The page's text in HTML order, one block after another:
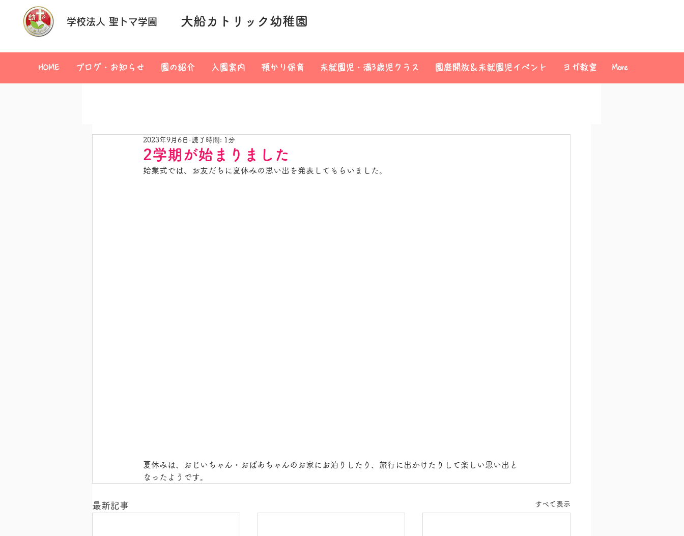
学校法人 聖トマ学園 大船カトリック幼稚園
HOME ブログ・お知らせ 園の紹介 入園案内 預かり保育 未就園児・満3歳児クラス 園庭開放＆未就園児イベント ヨガ教室 More
2学期が始まりました
2023年9月6日 読了時間: 1分
始業式では、お友だちに夏休みの思い出を発表してもらいました。
夏休みは、おじいちゃん・おばあちゃんのお家にお泊りしたり、旅行に出かけたりして楽しい思い出と
なったようです。
最新記事 すべて表示